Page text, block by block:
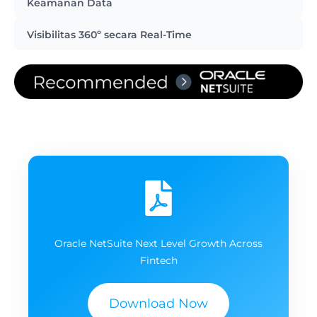
Keamanan Data
Visibilitas 360º secara Real-Time
Oracle NetSuite Next Level Growth Across
Fintech
Download Now